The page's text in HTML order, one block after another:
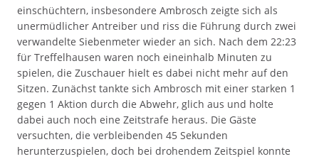
einschüchtern, insbesondere Ambrosch zeigte sich als
unermüdlicher Antreiber und riss die Führung durch zwei
verwandelte Siebenmeter wieder an sich. Nach dem 22:23
für Treffelhausen waren noch eineinhalb Minuten zu
spielen, die Zuschauer hielt es dabei nicht mehr auf den
Sitzen. Zunächst tankte sich Ambrosch mit einer starken 1
gegen 1 Aktion durch die Abwehr, glich aus und holte
dabei auch noch eine Zeitstrafe heraus. Die Gäste
versuchten, die verbleibenden 45 Sekunden
herunterzuspielen, doch bei drohendem Zeitspiel konnte